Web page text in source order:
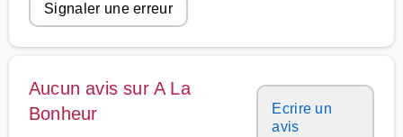
Signaler une erreur
Aucun avis sur A La
Bonheur
Ecrire un
avis